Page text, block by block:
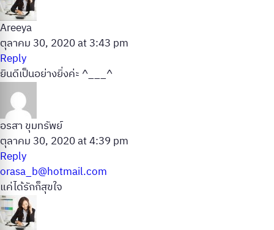
Areeya
ตุลาคม 30, 2020 at 3:43 pm
Reply
ยินดีเป็นอย่างยิ่งค่ะ ^___^
อรสา ขุมทรัพย์
ตุลาคม 30, 2020 at 4:39 pm
Reply
orasa_b@hotmail.com
แค่ได้รักก็สุขใจ